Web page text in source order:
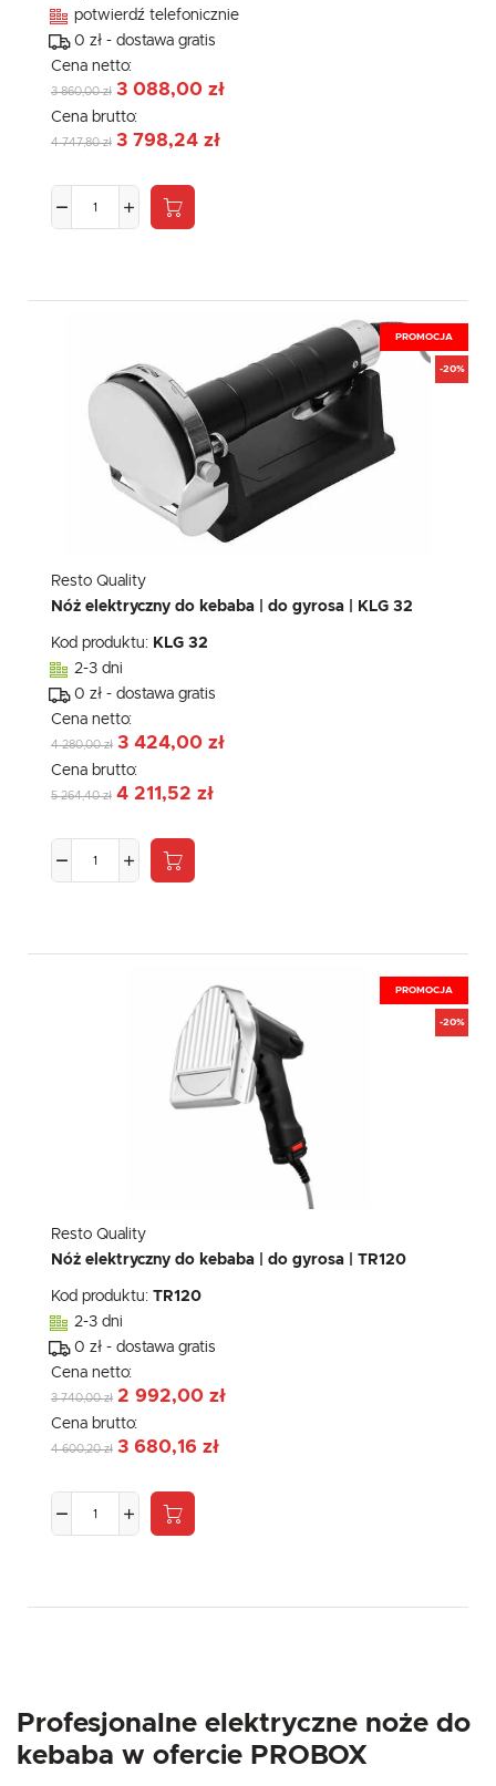
potwierdź telefonicznie
0 zł - dostawa gratis
Cena netto:
3 860,00 zł 3 088,00 zł
Cena brutto:
4 747,80 zł 3 798,24 zł
PROMOCJA
-20%
Resto Quality
Nóż elektryczny do kebaba | do gyrosa | KLG 32
Kod produktu: KLG 32
2-3 dni
0 zł - dostawa gratis
Cena netto:
4 280,00 zł 3 424,00 zł
Cena brutto:
5 264,40 zł 4 211,52 zł
PROMOCJA
-20%
Resto Quality
Nóż elektryczny do kebaba | do gyrosa | TR120
Kod produktu: TR120
2-3 dni
0 zł - dostawa gratis
Cena netto:
3 740,00 zł 2 992,00 zł
Cena brutto:
4 600,20 zł 3 680,16 zł
Profesjonalne elektryczne noże do
kebaba w ofercie PROBOX